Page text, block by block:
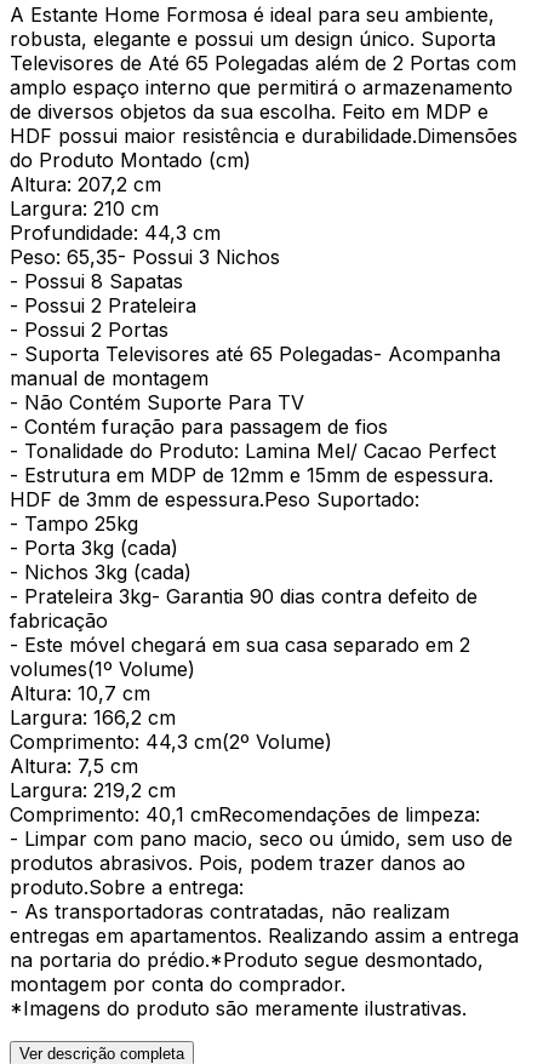
A Estante Home Formosa é ideal para seu ambiente,
robusta, elegante e possui um design único. Suporta
Televisores de Até 65 Polegadas além de 2 Portas com
amplo espaço interno que permitirá o armazenamento
de diversos objetos da sua escolha. Feito em MDP e
HDF possui maior resistência e durabilidade.Dimensões
do Produto Montado (cm)
Altura: 207,2 cm
Largura: 210 cm
Profundidade: 44,3 cm
Peso: 65,35- Possui 3 Nichos
- Possui 8 Sapatas
- Possui 2 Prateleira
- Possui 2 Portas
- Suporta Televisores até 65 Polegadas- Acompanha
manual de montagem
- Não Contém Suporte Para TV
- Contém furação para passagem de fios
- Tonalidade do Produto: Lamina Mel/ Cacao Perfect
- Estrutura em MDP de 12mm e 15mm de espessura.
HDF de 3mm de espessura.Peso Suportado:
- Tampo 25kg
- Porta 3kg (cada)
- Nichos 3kg (cada)
- Prateleira 3kg- Garantia 90 dias contra defeito de
fabricação
- Este móvel chegará em sua casa separado em 2
volumes(1º Volume)
Altura: 10,7 cm
Largura: 166,2 cm
Comprimento: 44,3 cm(2º Volume)
Altura: 7,5 cm
Largura: 219,2 cm
Comprimento: 40,1 cmRecomendações de limpeza:
- Limpar com pano macio, seco ou úmido, sem uso de
produtos abrasivos. Pois, podem trazer danos ao
produto.Sobre a entrega:
- As transportadoras contratadas, não realizam
entregas em apartamentos. Realizando assim a entrega
na portaria do prédio.*Produto segue desmontado,
montagem por conta do comprador.
*Imagens do produto são meramente ilustrativas.
Ver descrição completa